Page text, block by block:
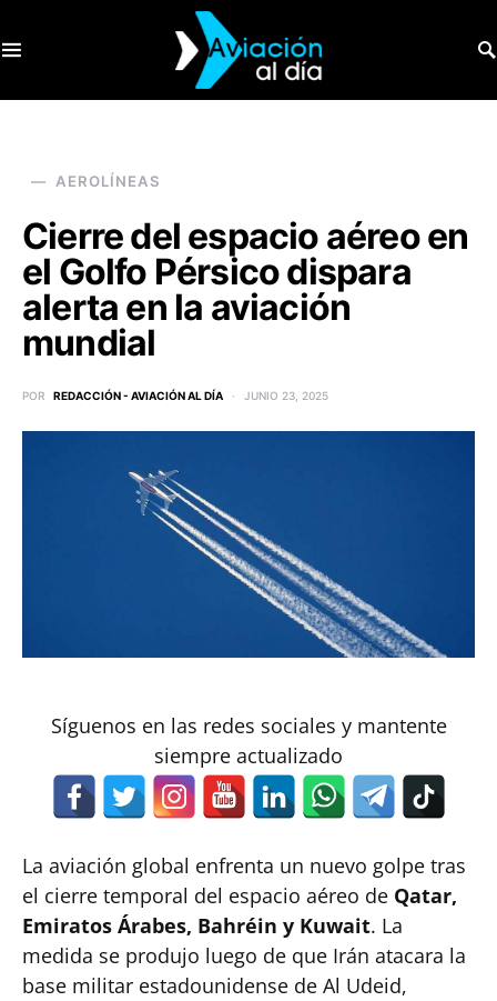
AEROLÍNEAS
Cierre del espacio aéreo en
el Golfo Pérsico dispara
alerta en la aviación
mundial
POR REDACCIÓN - AVIACIÓN AL DÍA JUNIO 23, 2025
Síguenos en las redes sociales y mantente
siempre actualizado
La aviación global enfrenta un nuevo golpe tras
el cierre temporal del espacio aéreo de Qatar,
Emiratos Árabes, Bahréin y Kuwait. La
medida se produjo luego de que Irán atacara la
base militar estadounidense de Al Udeid,